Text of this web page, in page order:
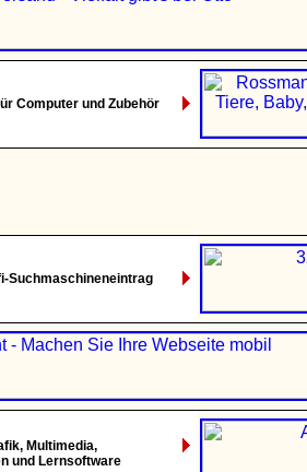
Computer und Zubehör
Suchmaschineneintrag
Multimedia,
und Lernsoftware